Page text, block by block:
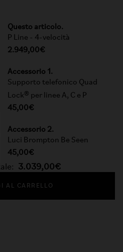
Questo articolo.
P Line - 4-velocità
2.949,00€
Accessorio 1.
Supporto telefonico Quad
Lock® per linee A, C e P
45,00€
Accessorio 2.
Luci Brompton Be Seen
45,00€
3.039,00€
AL CARRELLO